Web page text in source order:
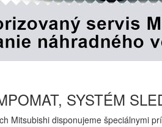
SYSTÉM
Mitsubishi disponujeme špeciálnymi